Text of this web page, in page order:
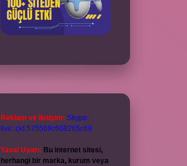
Reklam ve İletişim: Skype:
live:.cid.575569c608265c69
Yasal Uyarı: Bu internet sitesi,
herhangi bir marka, kurum veya